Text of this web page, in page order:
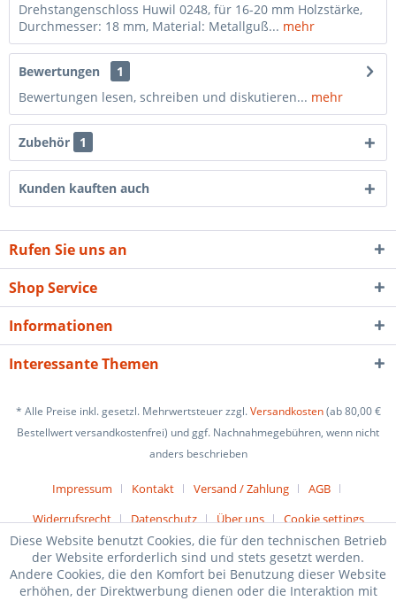
Drehstangenschloss Huwil 0248, für 16-20 mm Holzstärke,
Durchmesser: 18 mm, Material: Metallguß... mehr
Bewertungen
1
Bewertungen lesen, schreiben und diskutieren... mehr
Zubehör 1
Kunden kauften auch
Rufen Sie uns an
Shop Service
Informationen
Interessante Themen
* Alle Preise inkl. gesetzl. Mehrwertsteuer zzgl.Versandkosten(ab 80,00 €
Bestellwert versandkostenfrei) und ggf. Nachnahmegebühren, wenn nicht
anders beschrieben
Impressum Kontakt Versand / Zahlung
AGB
Widerrufsrecht
Datenschutz Über uns Cookie settings
Diese Website benutzt Cookies, die für den technischen Betrieb
der Website erforderlich sind und stets gesetzt werden.
Andere Cookies, die den Komfort bei Benutzung dieser Website
erhöhen, der Direktwerbung dienen oder die Interaktion mit